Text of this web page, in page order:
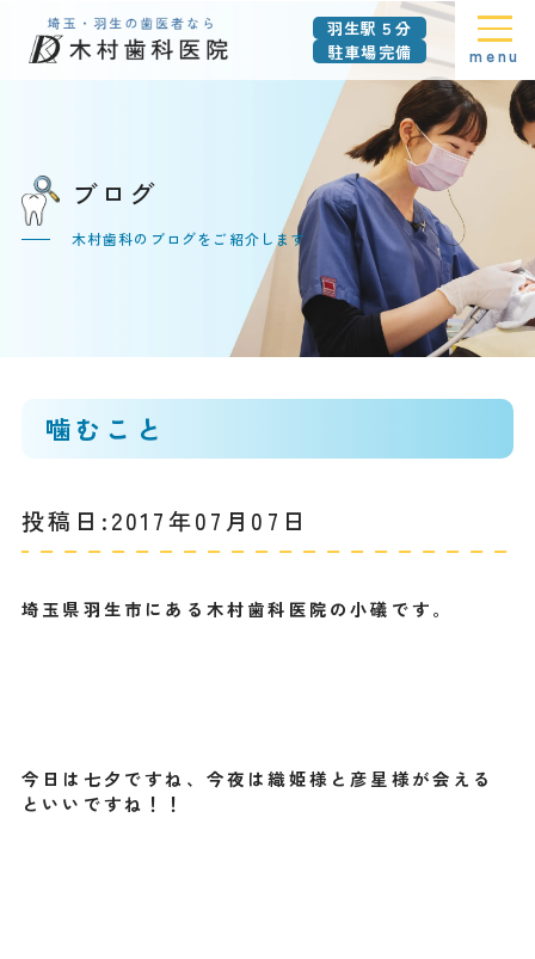
羽生駅５分
駐車場完備
menu
ブログ
木村歯科のブログをご紹介します
噛むこと
投稿日:2017年07月07日
埼玉県羽生市にある木村歯科医院の小礒です。
今日は七夕ですね、今夜は織姫様と彦星様が会える
といいですね！！